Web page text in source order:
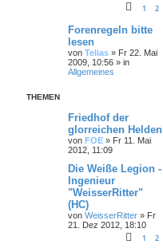
1 2
Forenregeln bitte
lesen
von Telias » Fr 22. Mai
2009, 10:56 » in
Allgemeines
THEMEN
Friedhof der
glorreichen Helden
von FOE » Fr 11. Mai
2012, 11:09
Die Weiße Legion -
Ingenieur
"WeisserRitter"
(HC)
von WeisserRitter » Fr
21. Dez 2012, 18:10
1 2